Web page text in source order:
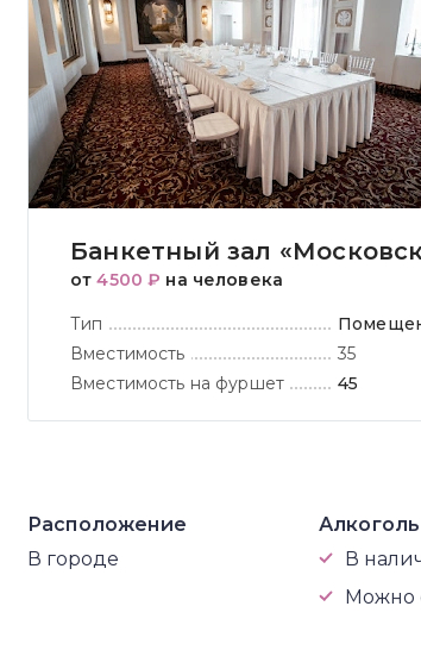
Банкетный зал
от4500 ₽ на человека
Тип
Вместимость
35
Вместимость на фуршет
45
Расположение
В городе
Алкоголь
В
Можно